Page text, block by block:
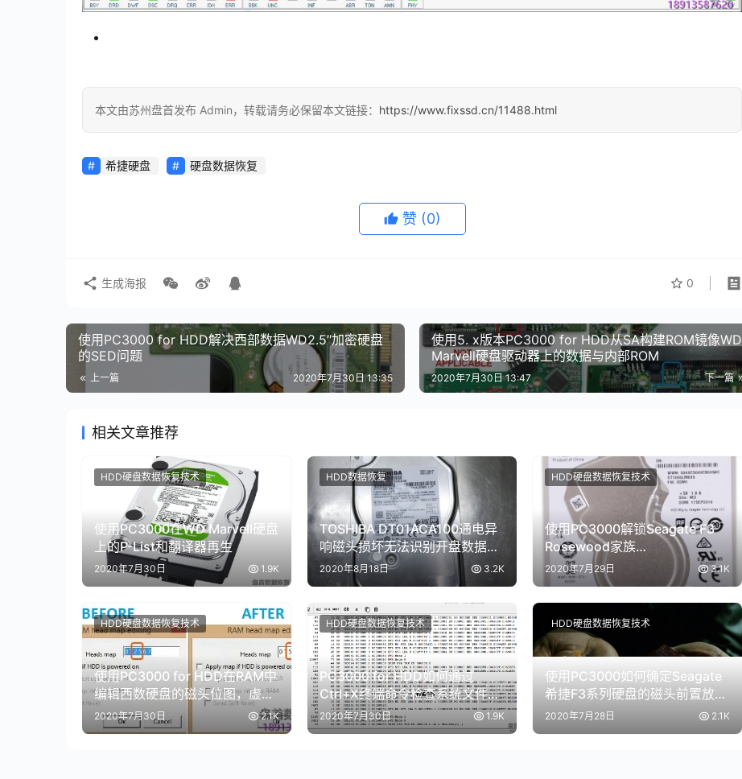
本文由苏州盘首发布 Admin，转载请务必保留本文链接： https://www.fixssd.cn/11488.html
希捷硬盘 硬盘数据恢复
赞 (0)
0
生成海报
使用PC3000 for HDD解决西部数据WD2.5″加密硬盘
的SED问题
上一篇 2020年7月30日 13:35
使用5. x版本PC3000 for HDD从SA构建ROM镜像WD
Marvell硬盘驱动器上的数据与内部ROM
下一篇
2020年7月30日 13:47
相关文章推荐
使用PC3000在WD Marvell硬盘
上的P-List和翻译器再生
2020年7月30日 1.9K
HDD硬盘数据恢复技术
TOSHIBA DT01ACA100通电异
响磁头损坏无法识别开盘数据恢
复成功
2020年8月18日 3.2K
HDD数据恢复
使用PC3000解锁Seagate F3
Rosewood家族
ST1000LM035/ST2000LM007
硬盘的固件锁方法
2020年7月29日 3.1K
HDD硬盘数据恢复技术
使用PC3000 for HDD在RAM中
编辑西数硬盘的磁头位图，虚拟
磁头恢复西数硬盘数据
2020年7月30日 2.1K
HDD硬盘数据恢复技术
PC3000 for HDD如何通过
Ctrl+X终端命令检查系统文件的
损坏情况？
2020年7月30日 1.9K
HDD硬盘数据恢复技术
使用PC3000如何确定Seagate
希捷F3系列硬盘的磁头前置放大
器版本
2020年7月28日 2.1K
HDD硬盘数据恢复技术